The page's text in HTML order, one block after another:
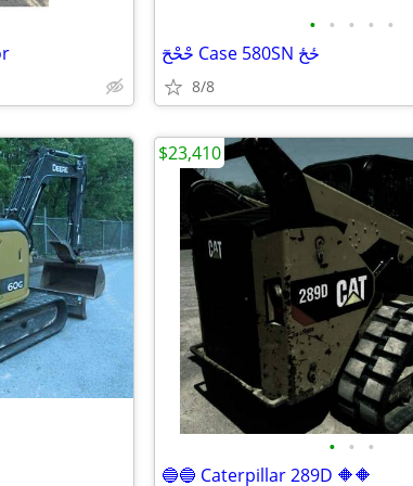
• • • • •
حْحْحٓ Case 580SN حٔحٔ
8/8
• • •
🔵🔵 Caterpillar 289D 🔶🔶
$23,410